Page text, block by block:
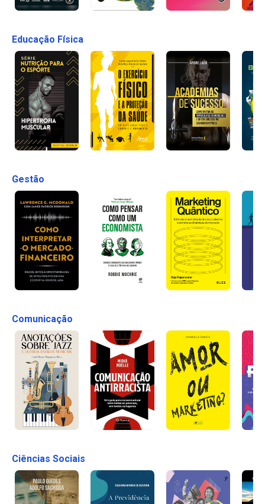
Educação Física
Gestão
Comunicação
Ciências Sociais